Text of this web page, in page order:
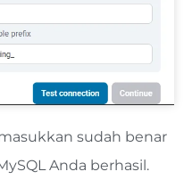
sudah benar
Anda berhasil.